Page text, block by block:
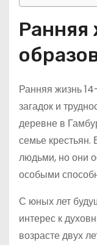
Ранняя
Ранняя жизнь
загадок и
деревне в
семье
людьми, но они
особыми
С юных лет
интерес к
возрасте двух